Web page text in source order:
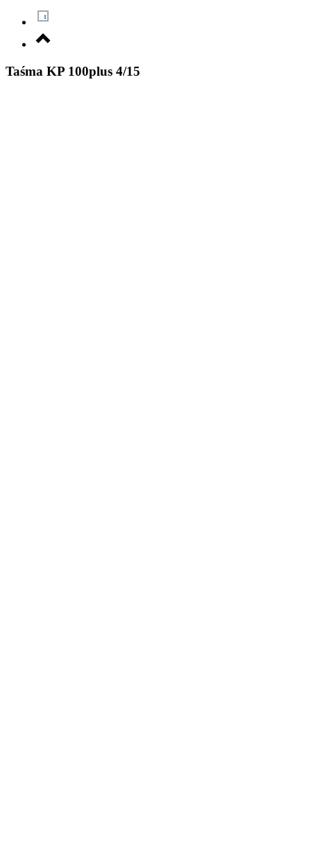
Taśma KP 100plus 4/15